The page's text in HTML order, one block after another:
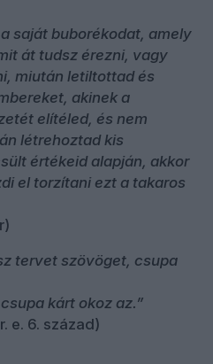
saját buborékodat, amely
át tudsz érezni, vagy
miután letiltottad és
akinek a
elítéled, és nem
létrehoztad kis
értékeid alapján, akkor
el torzítani ezt a takaros
tervet szövöget, csupa
kárt okoz az.”
e. 6. század)